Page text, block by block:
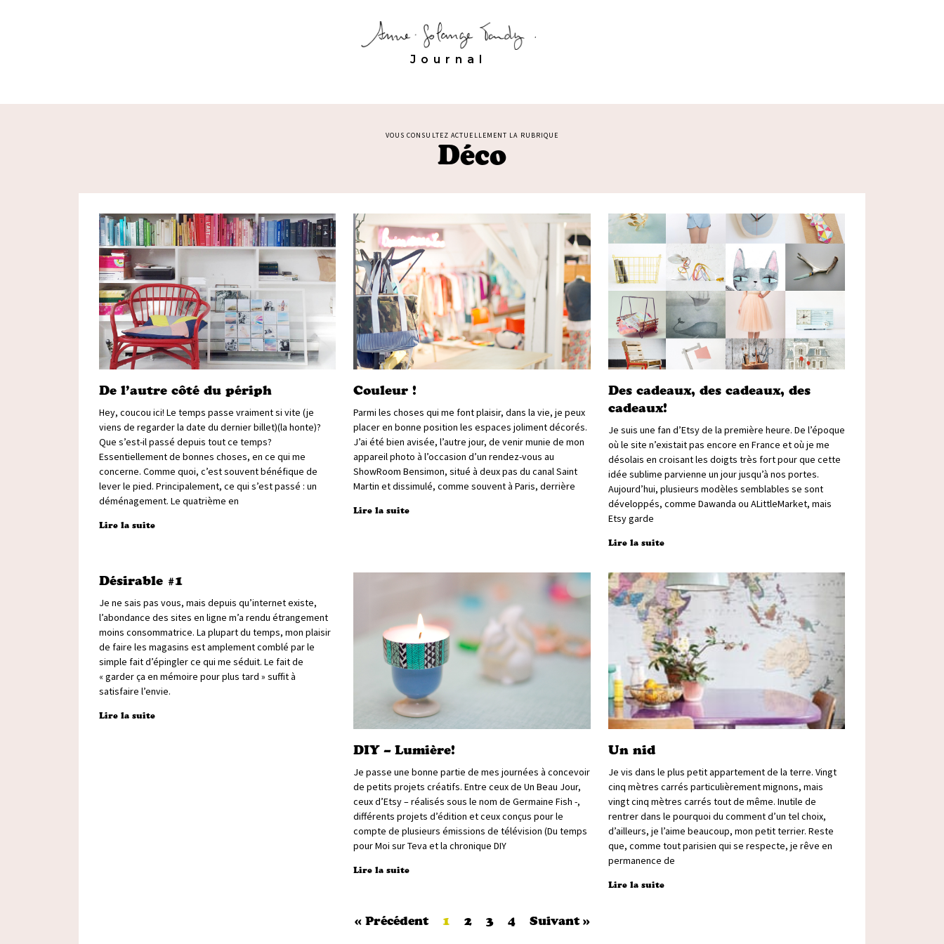
Journal
VOUS CONSULTEZ ACTUELLEMENT LA RUBRIQUE
Déco
De l’autre côté du périph
Hey, coucou ici! Le temps passe vraiment si vite (je
viens de regarder la date du dernier billet)(la honte)?
Que s’est-il passé depuis tout ce temps?
Essentiellement de bonnes choses, en ce qui me
concerne. Comme quoi, c’est souvent bénéfique de
lever le pied. Principalement, ce qui s’est passé : un
déménagement. Le quatrième en
Lire la suite
Couleur !
Parmi les choses qui me font plaisir, dans la vie, je peux
placer en bonne position les espaces joliment décorés.
J’ai été bien avisée, l’autre jour, de venir munie de mon
appareil photo à l’occasion d’un rendez-vous au
ShowRoom Bensimon, situé à deux pas du canal Saint
Martin et dissimulé, comme souvent à Paris, derrière
Lire la suite
Des cadeaux, des cadeaux, des
cadeaux!
Je suis une fan d’Etsy de la première heure. De l’époque
où le site n’existait pas encore en France et où je me
désolais en croisant les doigts très fort pour que cette
idée sublime parvienne un jour jusqu’à nos portes.
Aujourd’hui, plusieurs modèles semblables se sont
développés, comme Dawanda ou ALittleMarket, mais
Etsy garde
Lire la suite
Désirable #1
Je ne sais pas vous, mais depuis qu’internet existe,
l’abondance des sites en ligne m’a rendu étrangement
moins consommatrice. La plupart du temps, mon plaisir
de faire les magasins est amplement comblé par le
simple fait d’épingler ce qui me séduit. Le fait de
« garder ça en mémoire pour plus tard » suffit à
satisfaire l’envie.
Lire la suite
DIY – Lumière!
Je passe une bonne partie de mes journées à concevoir
de petits projets créatifs. Entre ceux de Un Beau Jour,
ceux d’Etsy – réalisés sous le nom de Germaine Fish -,
différents projets d’édition et ceux conçus pour le
compte de plusieurs émissions de télévision (Du temps
pour Moi sur Teva et la chronique DIY
Lire la suite
Un nid
Je vis dans le plus petit appartement de la terre. Vingt
cinq mètres carrés particulièrement mignons, mais
vingt cinq mètres carrés tout de même. Inutile de
rentrer dans le pourquoi du comment d’un tel choix,
d’ailleurs, je l’aime beaucoup, mon petit terrier. Reste
que, comme tout parisien qui se respecte, je rêve en
permanence de
Lire la suite
« Précédent 1 2 3 4 Suivant »